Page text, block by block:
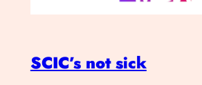
SCIC’s not sick